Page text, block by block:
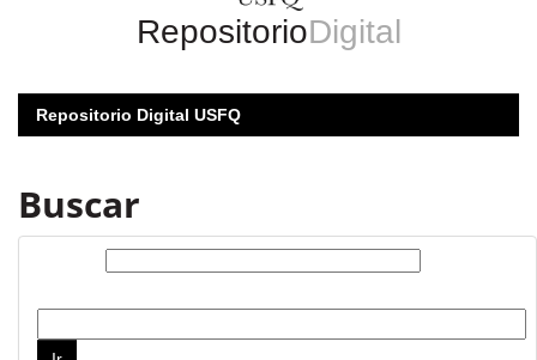
RepositorioDigital
Repositorio Digital USFQ
Buscar